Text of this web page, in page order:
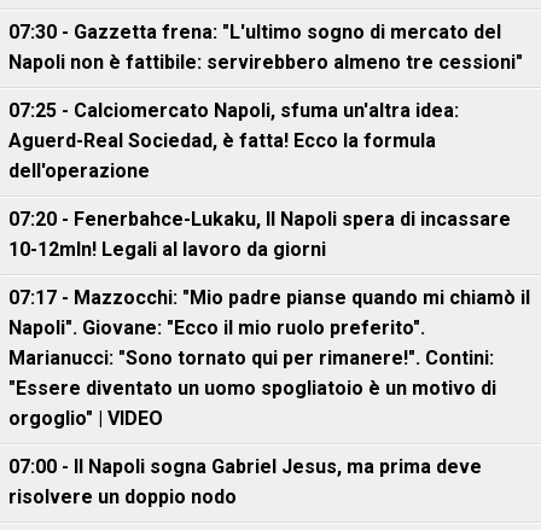
07:30 - Gazzetta frena: "L'ultimo sogno di mercato del
Napoli non è fattibile: servirebbero almeno tre cessioni"
07:25 - Calciomercato Napoli, sfuma un'altra idea:
Aguerd-Real Sociedad, è fatta! Ecco la formula
dell'operazione
07:20 - Fenerbahce-Lukaku, ll Napoli spera di incassare
10-12mln! Legali al lavoro da giorni
07:17 - Mazzocchi: "Mio padre pianse quando mi chiamò il
Napoli". Giovane: "Ecco il mio ruolo preferito".
Marianucci: "Sono tornato qui per rimanere!". Contini:
"Essere diventato un uomo spogliatoio è un motivo di
orgoglio" | VIDEO
07:00 - Il Napoli sogna Gabriel Jesus, ma prima deve
risolvere un doppio nodo